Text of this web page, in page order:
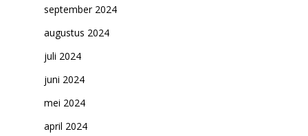
september 2024
augustus 2024
juli 2024
juni 2024
mei 2024
april 2024